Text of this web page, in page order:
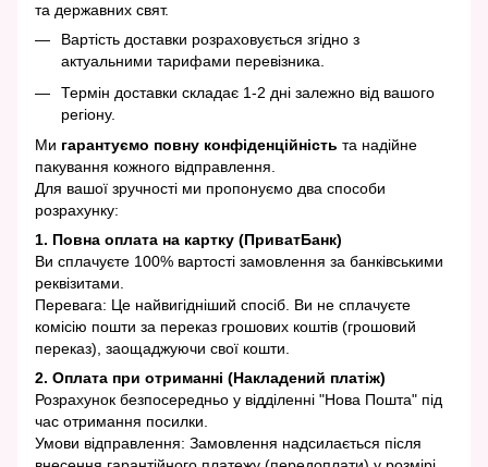
та державних свят.
Вартість доставки розраховується згідно з
актуальними тарифами перевізника.
Термін доставки складає 1-2 дні залежно від вашого
регіону.
Ми гарантуємо повну конфіденційність та надійне
пакування кожного відправлення.
Для вашої зручності ми пропонуємо два способи
розрахунку:
1. Повна оплата на картку (ПриватБанк)
Ви сплачуєте 100% вартості замовлення за банківськими
реквізитами.
Перевага: Це найвигідніший спосіб. Ви не сплачуєте
комісію пошти за переказ грошових коштів (грошовий
переказ), заощаджуючи свої кошти.
2. Оплата при отриманні (Накладений платіж)
Розрахунок безпосередньо у відділенні "Нова Пошта" під
час отримання посилки.
Умови відправлення: Замовлення надсилається після